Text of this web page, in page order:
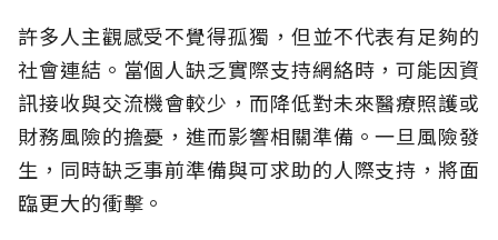
許多人主觀感受不覺得孤獨，但並不代表有足夠的
社會連結。當個人缺乏實際支持網絡時，可能因資
訊接收與交流機會較少，而降低對未來醫療照護或
財務風險的擔憂，進而影響相關準備。一旦風險發
生，同時缺乏事前準備與可求助的人際支持，將面
臨更大的衝擊。